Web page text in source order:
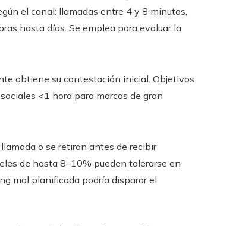
el canal: llamadas entre 4 y 8 minutos,
hasta días. Se emplea para evaluar la
obtiene su contestación inicial. Objetivos
<1 hora para marcas de gran
o se retiran antes de recibir
de hasta 8–10% pueden tolerarse en
mal planificada podría disparar el